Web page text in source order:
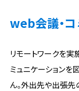
web会議・コ
リモートワークを
ミュニケーション
ん。外出先や出張先